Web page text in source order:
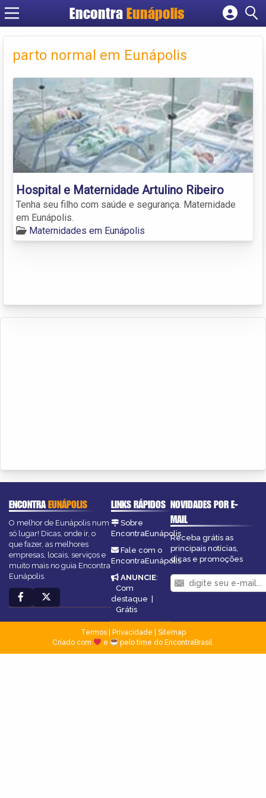
EncontraEunápolis
Cadastrar empresa
Criar conta
parto normal em Eunápolis
Hospital e Maternidade Artulino Ribeiro
Tenha seu filho com saúde e segurança. Maternidade
em Eunápolis.
Maternidades em Eunápolis
ENCONTRAEUNÁPOLIS
O melhor de Eunápolis num
só lugar! Dicas, onde ir, o
que fazer, as melhores
empresas, locais, serviços e
muito mais no guia Encontra
Eunápolis.
LINKS RÁPIDOS
Sobre
EncontraEunápolis
Fale com o
EncontraEunápolis
ANUNCIE:
Com
destaque |
Grátis
NOVIDADES POR E-
MAIL
Receba grátis as
principais notícias,
dicas e promoções
Termos| Privacidade
Sitemap
Criado com
e pelo time do EncontraBrasil